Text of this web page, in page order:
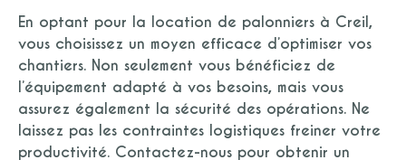
En optant pour la location de palonniers à Creil,
vous choisissez un moyen efficace d’optimiser vos
chantiers. Non seulement vous bénéficiez de
l’équipement adapté à vos besoins, mais vous
assurez également la sécurité des opérations. Ne
laissez pas les contraintes logistiques freiner votre
productivité. Contactez-nous pour obtenir un